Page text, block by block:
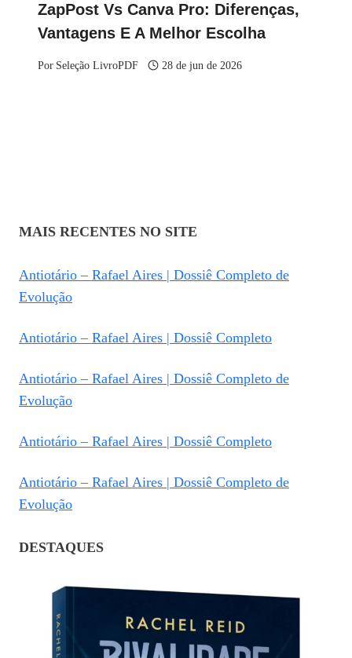
ZapPost Vs Canva Pro: Diferenças,
Vantagens E A Melhor Escolha
Por Seleção LivroPDF 28 de jun de 2026
MAIS RECENTES NO SITE
Antiotário – Rafael Aires | Dossiê Completo de
Evolução
Antiotário – Rafael Aires | Dossiê Completo
Antiotário – Rafael Aires | Dossiê Completo de
Evolução
Antiotário – Rafael Aires | Dossiê Completo
Antiotário – Rafael Aires | Dossiê Completo de
Evolução
DESTAQUES